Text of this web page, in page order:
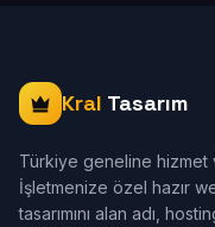
Kral Tasarım
Türkiye geneline hizmet
İşletmenize özel hazır
tasarımını alan adı,